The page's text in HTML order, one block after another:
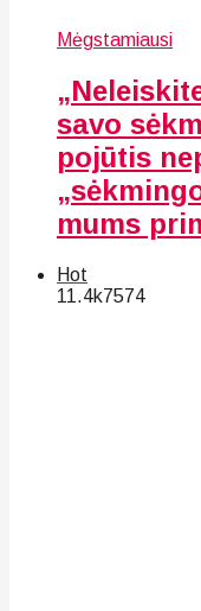
Mėgstamiausi
savo
pojūtis
mums
Hot
11.4k7574